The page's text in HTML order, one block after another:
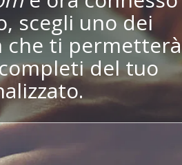
scegli uno dei
ti permetterà
del tuo